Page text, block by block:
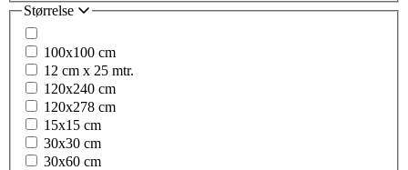
Størrelse
100x100 cm
12 cm x 25 mtr.
120x240 cm
120x278 cm
15x15 cm
30x30 cm
30x60 cm